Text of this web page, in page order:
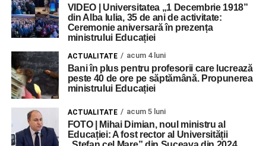
VIDEO | Universitatea „1 Decembrie 1918”
din Alba Iulia, 35 de ani de activitate:
Ceremonie aniversară în prezența
ministrului Educației
ACTUALITATE acum 4 luni
Bani în plus pentru profesorii care lucrează
peste 40 de ore pe săptămână. Propunerea
ministrului Educației
ACTUALITATE acum 5 luni
FOTO | Mihai Dimian, noul ministru al
Educației: A fost rector al Universității